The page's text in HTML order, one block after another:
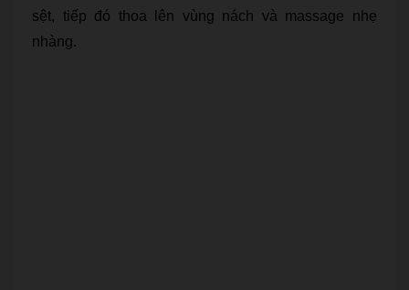
sệt, tiếp đó thoa lên vùng nách và massage nhẹ
nhàng.